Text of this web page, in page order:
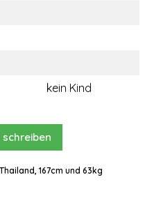
kein Kind
schreiben
167cm und 63kg